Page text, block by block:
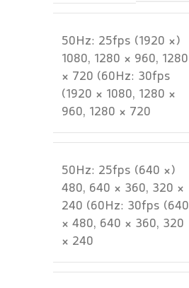
(50Hz: 25fps (1920 ×
1080, 1280 × 960, 1280
× 720 (60Hz: 30fps
(1920 × 1080, 1280 ×
960, 1280 × 720
(50Hz: 25fps (640 ×
480, 640 × 360, 320 ×
240 (60Hz: 30fps (640
× 480, 640 × 360, 320
× 240